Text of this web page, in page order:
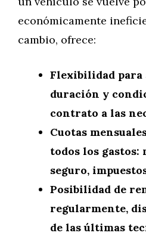
económicamente
cambio, ofrece:
Flexibilidad para
duración y
contrato a las
Cuotas
todos los
seguro,
Posibilidad de
regularmente,
de las últimas